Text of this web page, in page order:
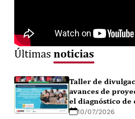
Últimasnoticias
Taller de
avances de
el diagnóstico de
febriles en la
10/07/2026